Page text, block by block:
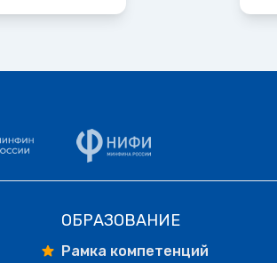
ОБРАЗОВАНИЕ
Рамка компетенций